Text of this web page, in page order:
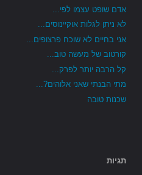
אדם שופט עצמו לפי...
לא ניתן לגלות אוקיינוסים...
אני בחיים לא שוכח פרצופים...
קורטוב של מעשה טוב...
קל הרבה יותר לפרק...
מתי הבנתי שאני אלוהים?...
שכנות טובה
תגיות